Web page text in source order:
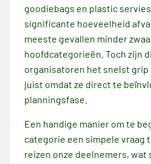
goodiebags en plastic
significante hoeveelheid
meeste gevallen minder
hoofdcategorieën. Toch zijn
organisatoren het snelst grip
juist omdat ze direct te
planningsfase.
Een handige manier om te
categorie een simpele vraag
reizen onze deelnemers, wat